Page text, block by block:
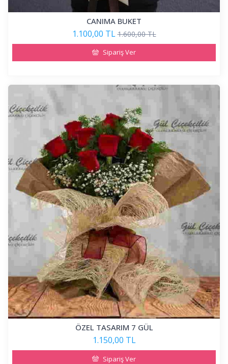
CANIMA BUKET
1.100,00 TL 1.600,00 TL
Sipariş Ver
ÖZEL TASARIM 7 GÜL
1.150,00 TL
Sipariş Ver